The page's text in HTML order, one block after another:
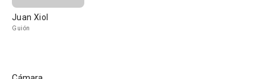
Juan Xiol
Guión